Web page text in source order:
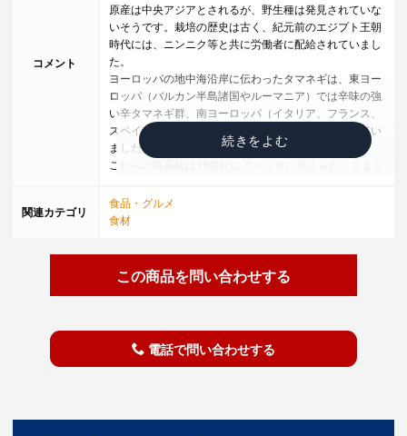
コメント
原産は中央アジアとされるが、野生種は発見されていな
いそうです。栽培の歴史は古く、紀元前のエジプト王朝
時代には、ニンニク等と共に労働者に配給されていまし
た。
ヨーロッパの地中海沿岸に伝わったタマネギは、東ヨー
ロッパ（バルカン半島諸国やルーマニア）では辛味の強
い辛タマネギ群、南ヨーロッパ（イタリア、フランス、
スペイン）では辛味の少ない甘タマネギ群が作られてい
ました。
これらの両系統は16世紀にアメリカに伝えられ、さまざ
その一方、原産地から東のアジアには伝わらず、日本で
す。
食用としては、1871年（明治4年）に札幌で試験栽培さ
れたのが最初で、1878年（明治11年）、札幌農学校教
その後の1880年（明治13年）に、札幌の中村磯吉が農
家として初めて栽培を行い、北海道がたまねぎの大産地
となりました。
関連カテゴリ
食品・グルメ
食材
この商品を問い合わせする
電話で問い合わせする